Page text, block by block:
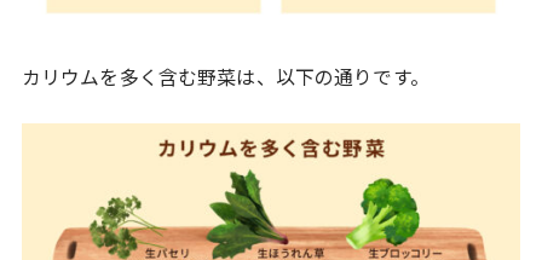
カリウムを多く含む野菜は、以下の通りです。